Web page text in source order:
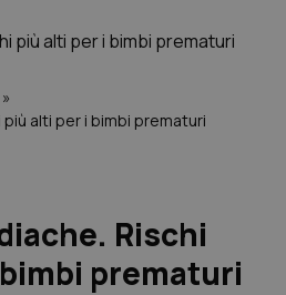
»
alti per i bimbi prematuri
Rischi
prematuri